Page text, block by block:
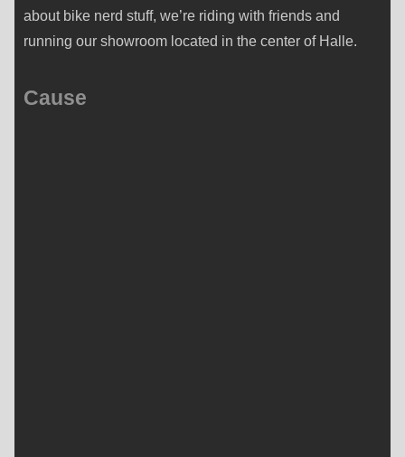
about bike nerd stuff, we’re riding with friends and
running our showroom located in the center of Halle.
Cause